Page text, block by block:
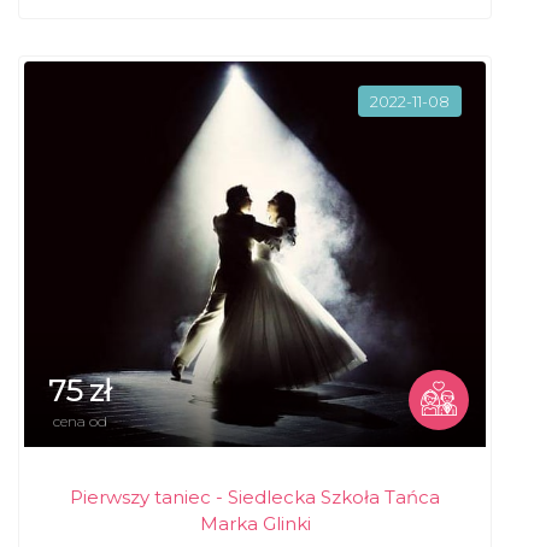
2022-11-08
75 zł
cena od
Pierwszy taniec - Siedlecka Szkoła Tańca
Marka Glinki